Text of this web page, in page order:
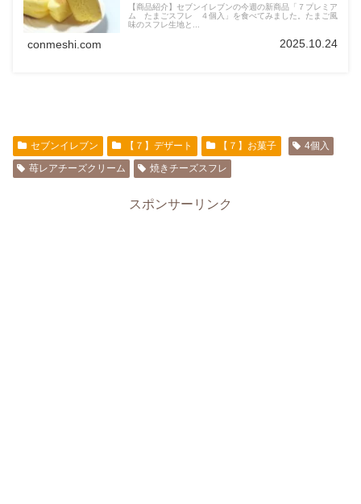
【商品紹介】セブンイレブンの今週の新商品「７プレミア
ム たまごスフレ ４個入」を食べてみました。たまご風
味のスフレ生地と...
conmeshi.com 2025.10.24
セブンイレブン 【７】デザート 【７】お菓子
4個入
苺レアチーズクリーム
焼きチーズスフレ
スポンサーリンク